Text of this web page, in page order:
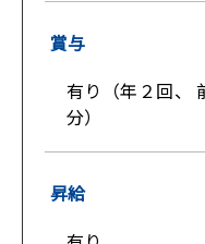
賞与
有り（年２回、
分）
昇給